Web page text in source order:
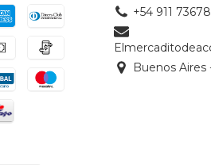
+54 911
Buenos